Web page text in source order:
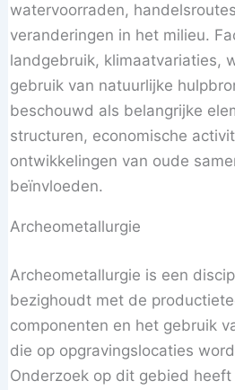
watervoorraden,
veranderingen in het milieu.
landgebruik, klimaatvariaties,
gebruik van natuurlijke
beschouwd als belangrijke
structuren, economische
ontwikkelingen van oude
beïnvloeden.
Archeometallurgie
Archeometallurgie is een
bezighoudt met de
componenten en het gebruik
die op opgravingslocaties
Onderzoek op dit gebied